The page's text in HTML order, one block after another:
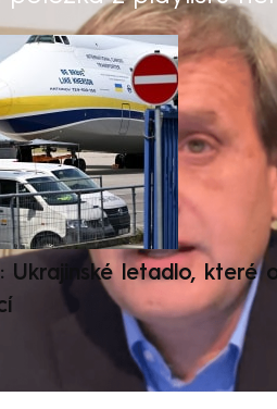
letadlo, které